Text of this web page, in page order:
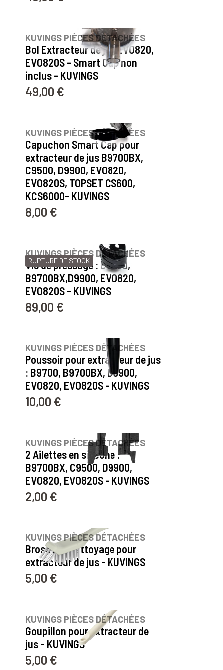
KUVINGS PIÈCES DÉTACHÉES
Bol Extracteur de jus EVO820,
EVO820S - Smart Cap non
inclus - KUVINGS
Prix
49,00 €
KUVINGS PIÈCES DÉTACHÉES
Capuchon Smart Cap pour
extracteur de jus B9700BX,
C9500, D9900, EVO820,
EVO820S, TOPSET CS600,
KCS6000- KUVINGS
Prix
8,00 €
RUPTURE DE STOCK
KUVINGS PIÈCES DÉTACHÉES
Vis de pressage : C9500,
B9700BX,D9900, EVO820,
EVO820S - KUVINGS
Prix
89,00 €
KUVINGS PIÈCES DÉTACHÉES
Poussoir pour extracteur de jus
: B9700, B9700BX, D9900,
EVO820, EVO820S - KUVINGS
Prix
10,00 €
KUVINGS PIÈCES DÉTACHÉES
2 Ailettes en silicone :
B9700BX, C9500, D9900,
EVO820, EVO820S - KUVINGS
Prix
2,00 €
KUVINGS PIÈCES DÉTACHÉES
Brosse de nettoyage pour
extracteur de jus - KUVINGS
Prix
5,00 €
KUVINGS PIÈCES DÉTACHÉES
Goupillon pour extracteur de
jus - KUVINGS
Prix
5,00 €